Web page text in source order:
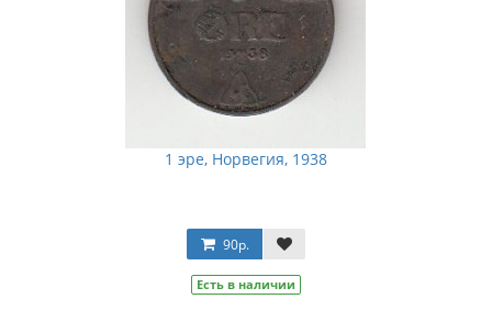
1 эре, Норвегия, 1938
90р.
Есть в наличии